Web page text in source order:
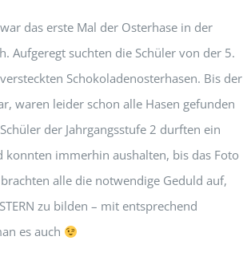
das erste Mal der Osterhase in der
Aufgeregt suchten die Schüler von der 5.
Schokoladenosterhasen. Bis der
waren leider schon alle Hasen gefunden
der Jahrgangsstufe 2 durften ein
konnten immerhin aushalten, bis das Foto
alle die notwendige Geduld auf,
zu bilden – mit entsprechend
es auch